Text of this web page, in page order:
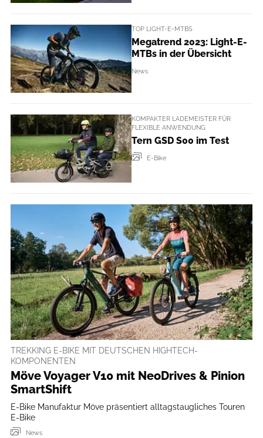
TOP LIGHT-E-MTBS
Megatrend 2023: Light-E-
MTBs in der Übersicht
News
KOMPAKTER LADEMEISTER FÜR
FLEXIBLE ANWENDUNG
Tern GSD S00 im Test
E-Bike
TREKKING E-BIKE MIT DEUTSCHEN HIGHTECH-
KOMPONENTEN
Möve Voyager V10 mit NeoDrives & Pinion
SmartShift
E-Bike Manufaktur Möve präsentiert alltagstaugliches Touren
E-Bike
News